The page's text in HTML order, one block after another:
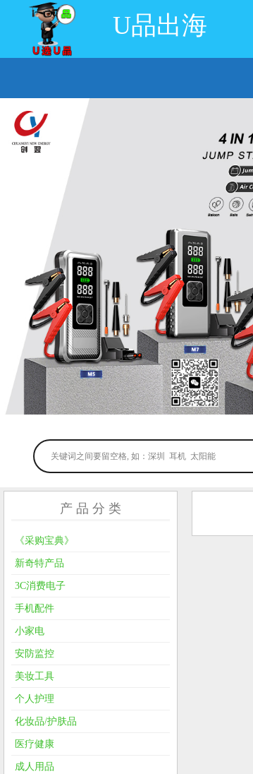
U品出海
产 品 分 类
《采购宝典》
新奇特产品
3C消费电子
手机配件
小家电
安防监控
美妆工具
个人护理
化妆品/护肤品
医疗健康
成人用品